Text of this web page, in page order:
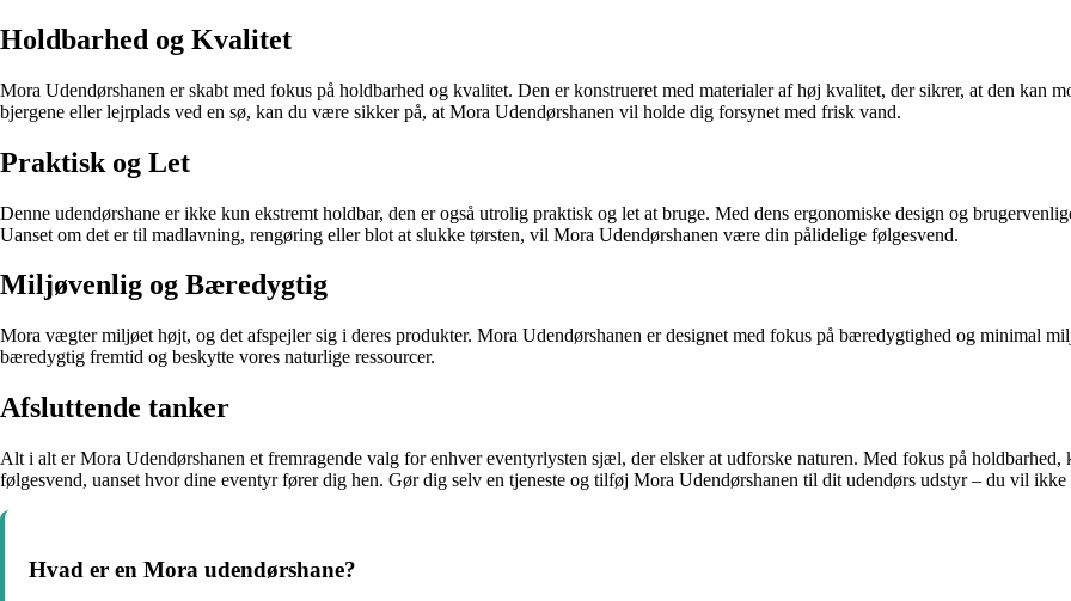
Holdbarhed og Kvalitet
Mora Udendørshanen er skabt med fokus på holdbarhed og kvalitet. Den er konstrueret med materialer af høj kvalitet, der sikrer, at den kan
bjergene eller lejrplads ved en sø, kan du være sikker på, at Mora Udendørshanen vil holde dig forsynet med frisk vand.
Praktisk og Let
Denne udendørshane er ikke kun ekstremt holdbar, den er også utrolig praktisk og let at bruge. Med dens ergonomiske design og
Uanset om det er til madlavning, rengøring eller blot at slukke tørsten, vil Mora Udendørshanen være din pålidelige følgesvend.
Miljøvenlig og Bæredygtig
Mora vægter miljøet højt, og det afspejler sig i deres produkter. Mora Udendørshanen er designet med fokus på bæredygtighed og minimal
bæredygtig fremtid og beskytte vores naturlige ressourcer.
Afsluttende tanker
Alt i alt er Mora Udendørshanen et fremragende valg for enhver eventyrlysten sjæl, der elsker at udforske naturen. Med fokus på
følgesvend, uanset hvor dine eventyr fører dig hen. Gør dig selv en tjeneste og tilføj Mora Udendørshanen til dit udendørs udstyr – du vil
Hvad er en Mora udendørshane?